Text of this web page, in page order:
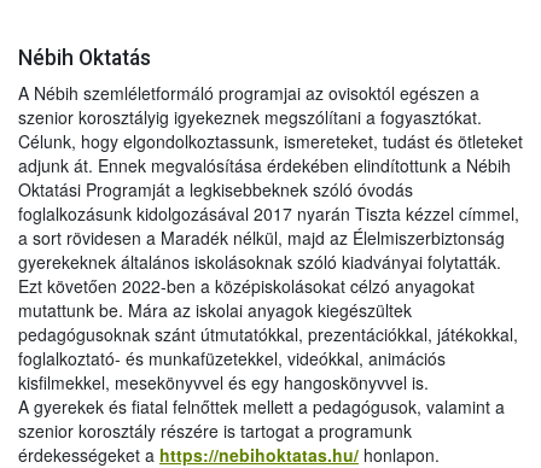
Nébih Oktatás
A Nébih szemléletformáló programjai az ovisoktól egészen a
szenior korosztályig igyekeznek megszólítani a fogyasztókat.
Célunk, hogy elgondolkoztassunk, ismereteket, tudást és ötleteket
adjunk át. Ennek megvalósítása érdekében elindítottunk a Nébih
Oktatási Programját a legkisebbeknek szóló óvodás
foglalkozásunk kidolgozásával 2017 nyarán Tiszta kézzel címmel,
a sort rövidesen a Maradék nélkül, majd az Élelmiszerbiztonság
gyerekeknek általános iskolásoknak szóló kiadványai folytatták.
Ezt követően 2022-ben a középiskolásokat célzó anyagokat
mutattunk be. Mára az iskolai anyagok kiegészültek
pedagógusoknak szánt útmutatókkal, prezentációkkal, játékokkal,
foglalkoztató- és munkafüzetekkel, videókkal, animációs
kisfilmekkel, mesekönyvvel és egy hangoskönyvvel is.
A gyerekek és fiatal felnőttek mellett a pedagógusok, valamint a
szenior korosztály részére is tartogat a programunk
érdekességeket a https://nebihoktatas.hu/ honlapon.